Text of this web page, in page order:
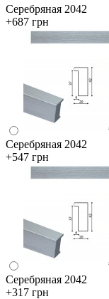
Серебряная 2042
+687 грн
Серебряная 2042
+547 грн
Серебряная 2042
+317 грн